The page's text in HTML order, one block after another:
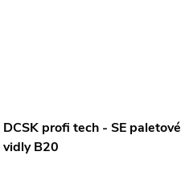
DCSK profi tech - SE paletové
vidly B20